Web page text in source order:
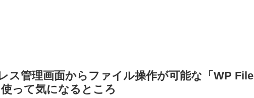
ス管理画面からファイル操作が可能な「WP File
って気になるところ